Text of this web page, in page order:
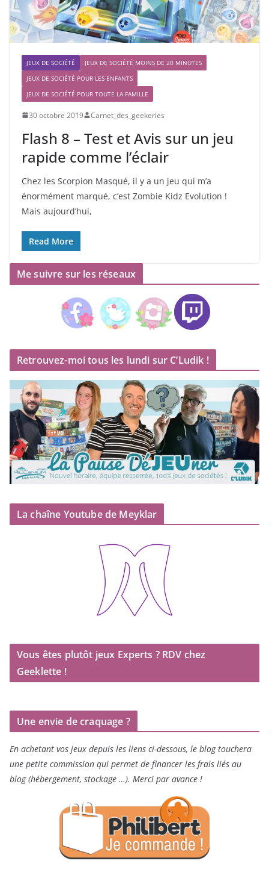
JEUX DE SOCIÉTÉ
JEUX DE SOCIÉTÉ MOINS DE 20 MINUTES
JEUX DE SOCIÉTÉ POUR LES ENFANTS
JEUX DE SOCIÉTÉ POUR TOUTE LA FAMILLE
30 octobre 2019 Carnet_des_geekeries
Flash 8 – Test et Avis sur un jeu
rapide comme l’éclair
Chez les Scorpion Masqué, il y a un jeu qui m’a
énormément marqué, c’est Zombie Kidz Evolution !
Mais aujourd’hui,
Read More
Me suivre sur les réseaux
Retrouvez-moi tous les lundi sur C’Ludik !
La chaîne Youtube de Meyklar
Vous êtes plutôt jeux Experts ? RDV chez
Geeklette !
Une envie de craquage ?
En achetant vos jeux depuis les liens ci-dessous, le blog touchera
une petite commission qui permet de financer les frais liés au
blog (hébergement, stockage …). Merci par avance !